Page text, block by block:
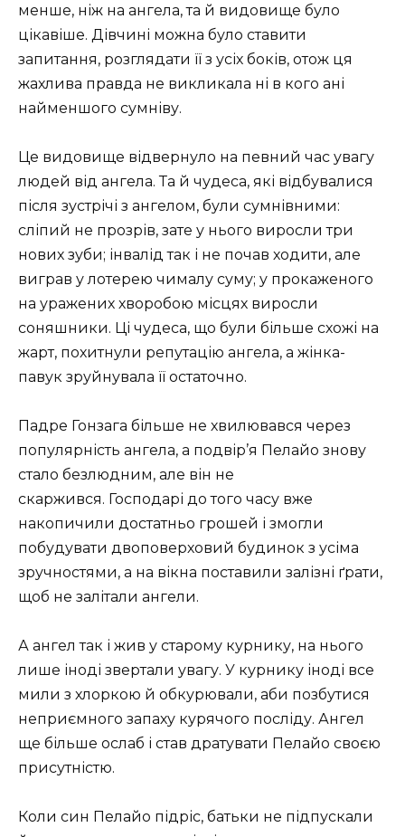
менше, ніж на ангела, та й видовище було
цікавіше. Дівчині можна було ставити
запитання, розглядати її з усіх боків, отож ця
жахлива правда не викликала ні в кого ані
найменшого сумніву.
Це видовище відвернуло на певний час увагу
людей від ангела. Та й чудеса, які відбувалися
після зустрічі з ангелом, були сумнівними:
сліпий не прозрів, зате у нього виросли три
нових зуби; інвалід так і не почав ходити, але
виграв у лотерею чималу суму; у прокаженого
на уражених хворобою місцях виросли
соняшники. Ці чудеса, що були більше схожі на
жарт, похитнули репутацію ангела, а жінка-
павук зруйнувала її остаточно.
Падре Гонзага більше не хвилювався через
популярність ангела, а подвір’я Пелайо знову
стало безлюдним, але він не
скаржився. Господарі до того часу вже
накопичили достатньо грошей і змогли
побудувати двоповерховий будинок з усіма
зручностями, а на вікна поставили залізні ґрати,
щоб не залітали ангели.
А ангел так і жив у старому курнику, на нього
лише іноді звертали увагу. У курнику іноді все
мили з хлоркою й обкурювали, аби позбутися
неприємного запаху курячого посліду. Ангел
ще більше ослаб і став дратувати Пелайо своєю
присутністю.
Коли син Пелайо підріс, батьки не підпускали